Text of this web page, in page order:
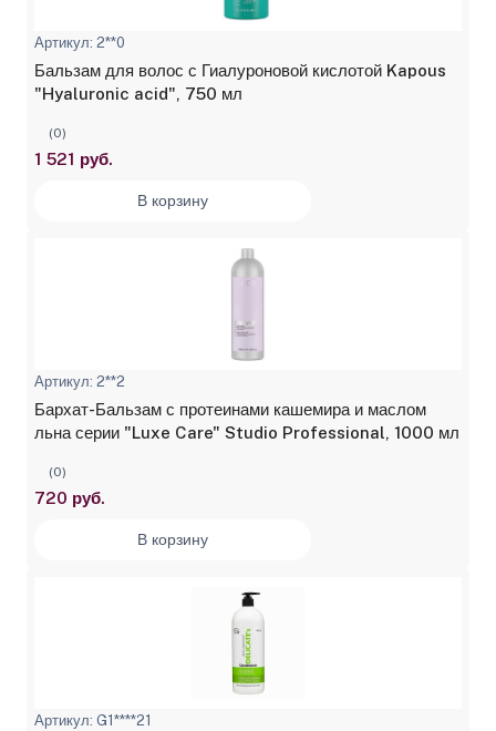
Артикул: 2**0
Бальзам для волос с Гиалуроновой кислотой Kapous
"Hyaluronic acid", 750 мл
(0)
1 521 руб.
В корзину
Артикул: 2**2
Бархат-Бальзам с протеинами кашемира и маслом
льна серии "Luxe Care" Studio Professional, 1000 мл
(0)
720 руб.
В корзину
Артикул: G1****21